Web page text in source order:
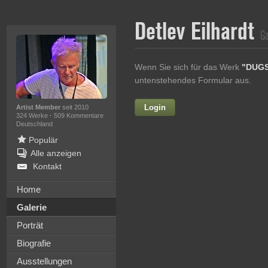
Artist Memberseit 2010
324 Werke · 509 Kommentare
Deutschland
Populär
Alle anzeigen
Kontakt
Home
Galerie
Porträt
Biografie
Ausstellungen
Detlev Eilhardt
Wenn Sie sich für das Werk
untenstehendes Formular aus.
Login